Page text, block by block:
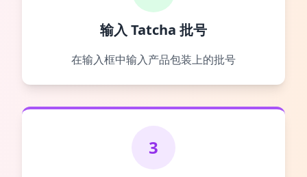
输入 Tatcha 批号
在输入框中输入产品包装上的批号
3